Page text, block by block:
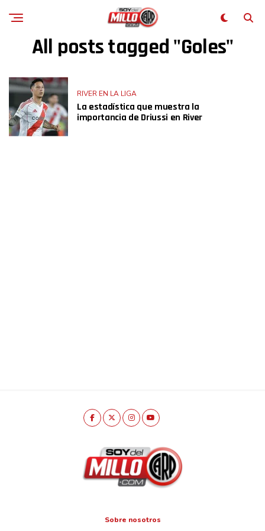
All posts tagged "Goles"
RIVER EN LA LIGA
La estadística que muestra la
importancia de Driussi en River
Sobre nosotros